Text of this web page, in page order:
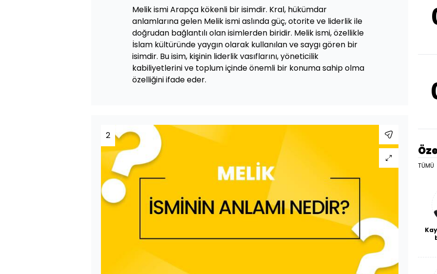
Melik ismi Arapça kökenli bir isimdir. Kral, hükümdar
anlamlarına gelen Melik ismi aslında güç, otorite ve liderlik ile
doğrudan bağlantılı olan isimlerden biridir. Melik ismi, özellikle
İslam kültüründe yaygın olarak kullanılan ve saygı gören bir
isimdir. Bu isim, kişinin liderlik vasıflarını, yöneticilik
kabiliyetlerini ve toplum içinde önemli bir konuma sahip olma
özelliğini ifade eder.
2
TÜMÜ